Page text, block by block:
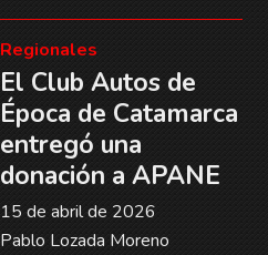
El Club Autos de
Época de Catamarca
entregó una
donación a APANE
Pablo Lozada Moreno
Regionales
15 de abril de 2026